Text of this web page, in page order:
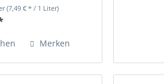
mit Sekt zu
Daraus entstand
(7,49 € * / 1 Liter)
Merken